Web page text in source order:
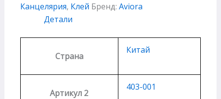
Канцелярия, Клей Бренд: Aviora
Детали
Страна
Китай
Артикул 2
403-001